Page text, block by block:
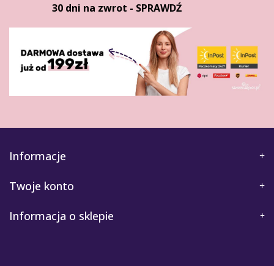
30 dni na zwrot - SPRAWDŹ
Informacje
Twoje konto
Informacja o sklepie